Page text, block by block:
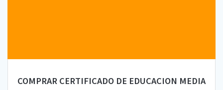
COMPRAR CERTIFICADO DE EDUCACION MEDIA